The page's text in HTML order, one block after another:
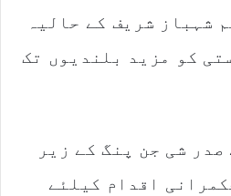
شہباز شریف کے حالیہ
کو مزید بلندیوں تک
شی جن پنگ کے زیر
اقدام کیلئے